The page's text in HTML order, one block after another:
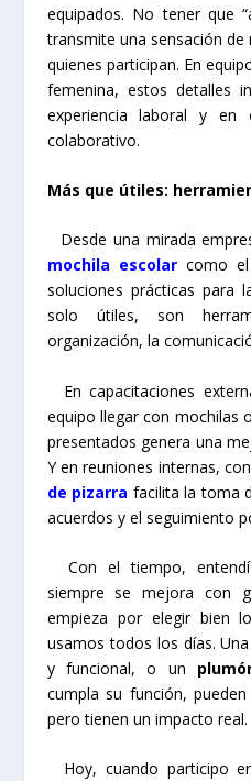
equipados. No tener que
transmite una sensación
quienes participan. En
femenina, estos detalles
experiencia laboral y
colaborativo.
Más que útiles:
Desde una mirada
mochila escolarcomo el
soluciones prácticas para
solo útiles, son
organización, la
En capacitaciones
equipo llegar con mochilas
presentados genera una
Y en reuniones internas,
de pizarra facilita la toma
acuerdos y el seguimiento
Con el tiempo,
siempre se mejora con
empieza por elegir bien
usamos todos los días. Una
y funcional, o un
cumpla su función,
pero tienen un impacto real.
Hoy, cuando participo